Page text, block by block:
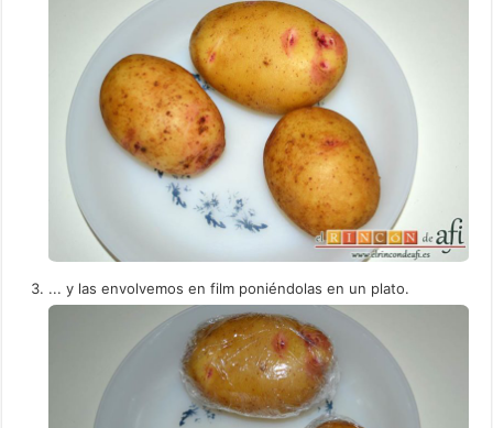
... y las envolvemos en film poniéndolas en un plato.